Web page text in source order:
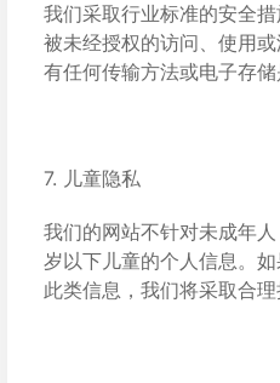
我们采取行业标准的安全
被未经授权的访问、使用
有任何传输方法或电子存储
7. 儿童隐私
我们的网站不针对未成年
岁以下儿童的个人信息。
此类信息，我们将采取合理